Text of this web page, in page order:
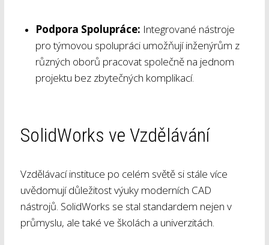
Podpora Spolupráce: Integrované nástroje
pro týmovou spolupráci umožňují inženýrům z
různých oborů pracovat společně na jednom
projektu bez zbytečných komplikací.
SolidWorks ve Vzdělávání
Vzdělávací instituce po celém světě si stále více
uvědomují důležitost výuky moderních CAD
nástrojů. SolidWorks se stal standardem nejen v
průmyslu, ale také ve školách a univerzitách.